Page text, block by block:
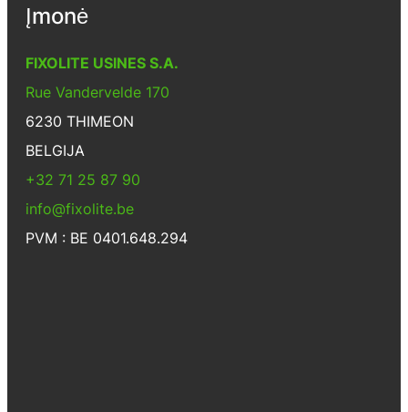
Įmonė
FIXOLITE USINES S.A.
Rue Vandervelde 170
6230 THIMEON
BELGIJA
+32 71 25 87 90
info@fixolite.be
PVM : BE 0401.648.294